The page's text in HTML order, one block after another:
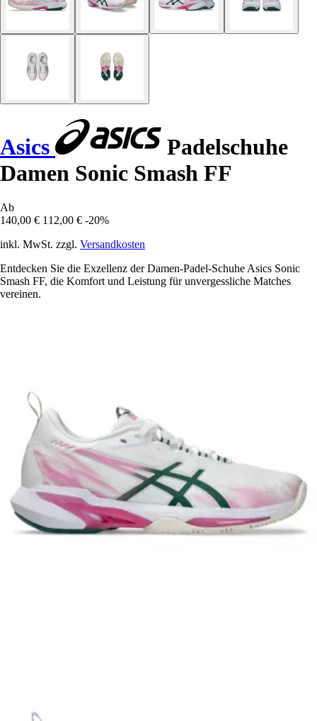
Asics
Padelschuhe
Damen Sonic Smash FF
Ab
140,00 € 112,00 € -20%
inkl. MwSt. zzgl. Versandkosten
Entdecken Sie die Exzellenz der Damen-Padel-Schuhe Asics Sonic
Smash FF, die Komfort und Leistung für unvergessliche Matches
vereinen.